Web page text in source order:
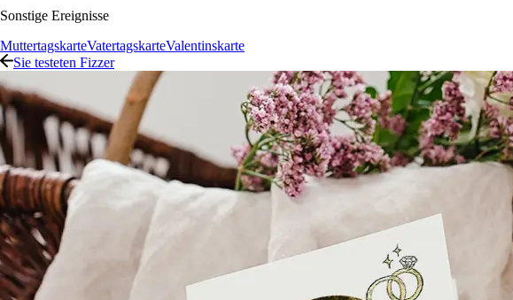
Sonstige Ereignisse
MuttertagskarteVatertagskarteValentinskarte
Sie testeten Fizzer